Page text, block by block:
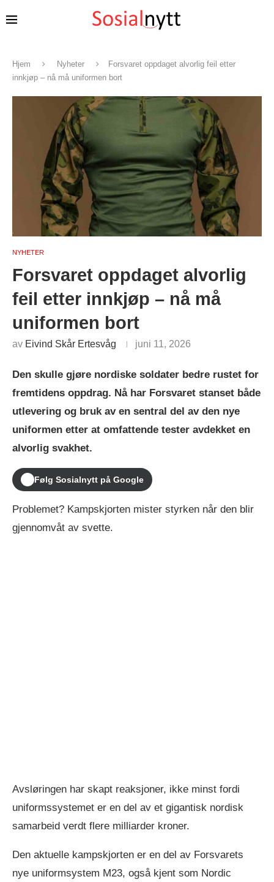
Hjem Nyheter
Forsvaret oppdaget alvorlig feil etter
innkjøp – nå må uniformen bort
NYHETER
Forsvaret oppdaget alvorlig
feil etter innkjøp – nå må
uniformen bort
av Eivind Skår Ertesvåg juni 11, 2026
Den skulle gjøre nordiske soldater bedre rustet for
fremtidens oppdrag. Nå har Forsvaret stanset både
utlevering og bruk av en sentral del av den nye
uniformen etter at omfattende tester avdekket en
alvorlig svakhet.
Følg Sosialnytt på Google
Problemet? Kampskjorten mister styrken når den blir
gjennomvåt av svette.
Avsløringen har skapt reaksjoner, ikke minst fordi
uniformssystemet er en del av et gigantisk nordisk
samarbeid verdt flere milliarder kroner.
Den aktuelle kampskjorten er en del av Forsvarets
nye uniformsystem M23, også kjent som Nordic